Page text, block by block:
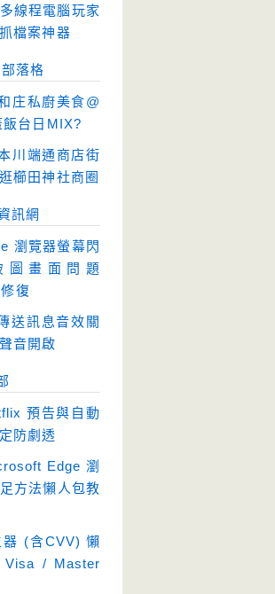
(36)
(17)
(65)
(245)
(197)
(4)
線程電腦玩家
檔案神器
落格
庄私廚美食@
飯台日MIX?
川端通商店街
櫛田神社商圈
訊網
瀏覽器螢幕閃
圖畫面問題
復
送訊息音效關
音開啟
預告與自動
防劇透
Edge 瀏
方法懶人包教
器 (含CVV) 懶
/ Master